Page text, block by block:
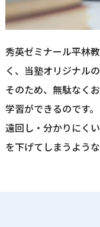
秀英ゼミナール平林
く、当塾オリジナル
そのため、無駄なく
学習ができるのです。
遠回し・分かりにく
を下げてしまうよう